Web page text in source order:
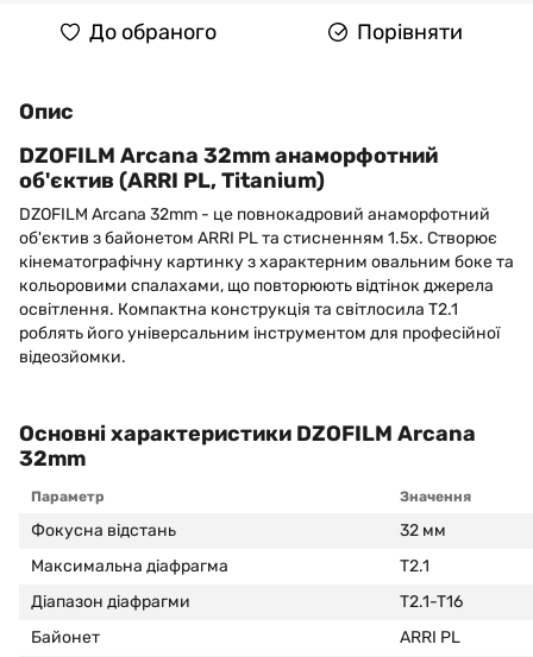
До обраного Порівняти
Опис
DZOFILM Arcana 32mm анаморфотний
об'єктив (ARRI PL, Titanium)
DZOFILM Arcana 32mm - це повнокадровий анаморфотний
об'єктив з байонетом ARRI PL та стисненням 1.5x. Створює
кінематографічну картинку з характерним овальним боке та
кольоровими спалахами, що повторюють відтінок джерела
освітлення. Компактна конструкція та світлосила T2.1
роблять його універсальним інструментом для професійної
відеозйомки.
Основні характеристики DZOFILM Arcana
32mm
Параметр Значення
Фокусна відстань
32 мм
Максимальна діафрагма
T2.1
Діапазон діафрагми
T2.1-T16
Байонет
ARRI PL